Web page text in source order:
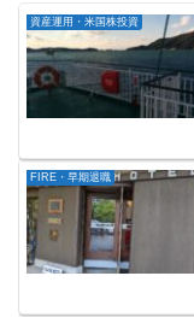
資産運用・米国株投資
FIRE・早期退職